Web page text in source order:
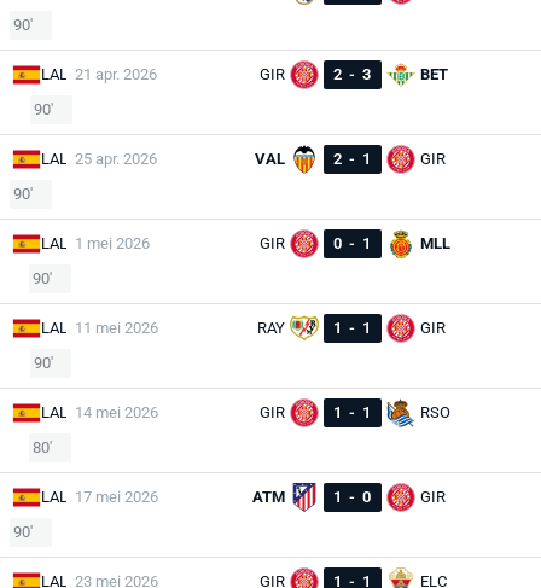
90'
LAL 21 apr. 2026 GIR 2 - 3
BET
90'
LAL 25 apr. 2026 VAL 2 - 1
GIR
90'
LAL 1 mei 2026 GIR 0 - 1
MLL
90'
LAL 11 mei 2026 RAY 1 - 1
GIR
90'
LAL 14 mei 2026 GIR 1 - 1
RSO
80'
LAL 17 mei 2026 ATM 1 - 0
GIR
90'
LAL 23 mei 2026 GIR 1 - 1
ELC